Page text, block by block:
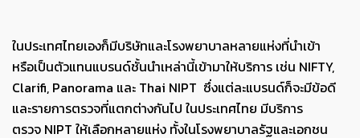
ในประเทศไทยเองก็มีบริษัทและโรงพยาบาลหลายแห่งที่นำเข้า
หรือเป็นตัวแทนแบรนด์ชั้นนำเหล่านี้เข้ามาให้บริการ เช่น NIFTY,
Clarifi, Panorama และ Thai NIPT ซึ่งแต่ละแบรนด์ก็จะมีข้อดี
และรายการตรวจที่แตกต่างกันไป ในประเทศไทย มีบริการ
ตรวจ NIPT ให้เลือกหลายแห่ง ทั้งในโรงพยาบาลรัฐและเอกชน